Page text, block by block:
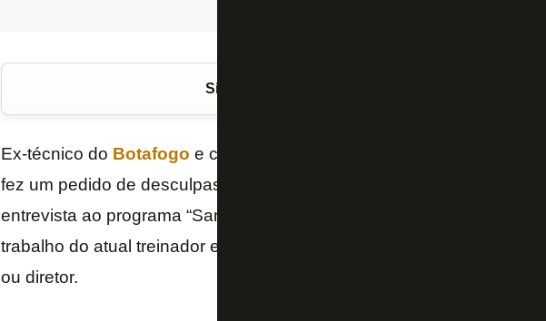
Siga o FogãoNET
Ex-técnico do Botafogo e com diversos trabalhos no Brasil e no
fez um pedido de desculpas ao técnico alvinegro
entrevista ao programa “Samba que é Gol”, René disse que não
trabalho do atual treinador e que o português havia apenas atuado
ou diretor.